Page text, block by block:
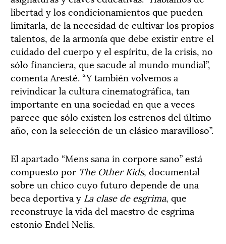
libertad y los condicionamientos que pueden
limitarla, de la necesidad de cultivar los propios
talentos, de la armonía que debe existir entre el
cuidado del cuerpo y el espíritu, de la crisis, no
sólo financiera, que sacude al mundo mundial”,
comenta Aresté. “Y también volvemos a
reivindicar la cultura cinematográfica, tan
importante en una sociedad en que a veces
parece que sólo existen los estrenos del último
año, con la selección de un clásico maravilloso”.
El apartado “Mens sana in corpore sano” está
compuesto por The Other Kids, documental
sobre un chico cuyo futuro depende de una
beca deportiva y La clase de esgrima, que
reconstruye la vida del maestro de esgrima
estonio Endel Nelis.